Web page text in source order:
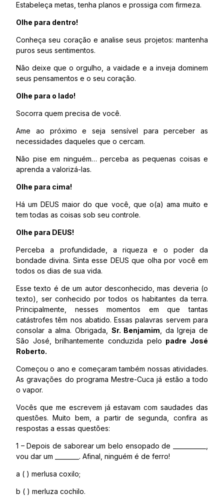
Estabeleça metas, tenha planos e prossiga com firmeza.
Olhe para dentro!
Conheça seu coração e analise seus projetos: mantenha
puros seus sentimentos.
Não deixe que o orgulho, a vaidade e a inveja dominem
seus pensamentos e o seu coração.
Olhe para o lado!
Socorra quem precisa de você.
Ame ao próximo e seja sensível para perceber as
necessidades daqueles que o cercam.
Não pise em ninguém… perceba as pequenas coisas e
aprenda a valorizá-las.
Olhe para cima!
Há um DEUS maior do que você, que o(a) ama muito e
tem todas as coisas sob seu controle.
Olhe para DEUS!
Perceba a profundidade, a riqueza e o poder da
bondade divina. Sinta esse DEUS que olha por você em
todos os dias de sua vida.
Esse texto é de um autor desconhecido, mas deveria (o
texto), ser conhecido por todos os habitantes da terra.
Principalmente, nesses momentos em que tantas
catástrofes têm nos abatido. Essas palavras servem para
consolar a alma. Obrigada, Sr. Benjamim , da Igreja de
São José, brilhantemente conduzida pelo padre José
Roberto.
Começou o ano e começaram também nossas atividades.
As gravações do programa Mestre-Cuca já estão a todo
o vapor.
Vocês que me escrevem já estavam com saudades das
questões. Muito bem, a partir de segunda, confira as
respostas a essas questões:
1 – Depois de saborear um belo ensopado de ___________,
vou dar um ________. Afinal, ninguém é de ferro!
a ( ) merlusa coxilo;
b ( ) merluza cochilo.